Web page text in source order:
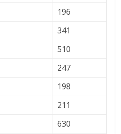
196
341
510
247
198
211
630